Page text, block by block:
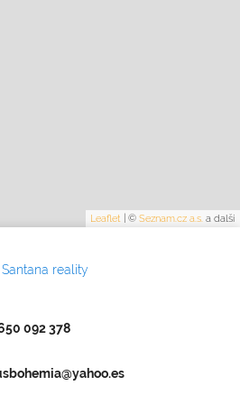
Leaflet ©Seznam.cz a.s. a další
092 378